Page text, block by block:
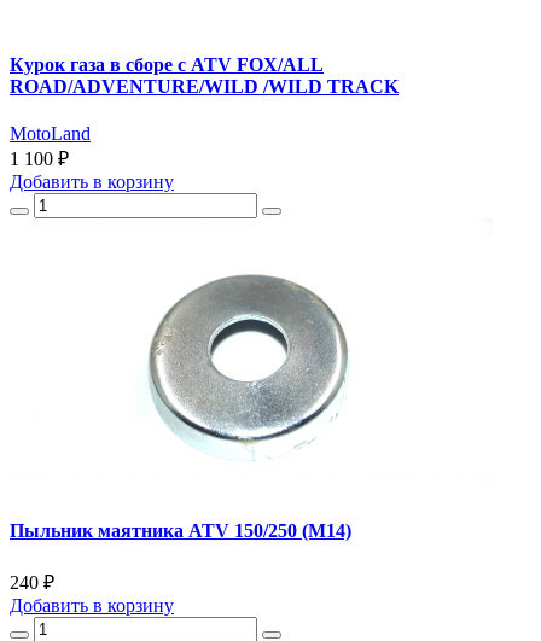
Курок газа в сборе с ATV FOX/ALL
ROAD/ADVENTURE/WILD /WILD TRACK
MotoLand
1 100 ₽
Добавить в корзину
Пыльник маятника АТV 150/250 (М14)
240 ₽
Добавить в корзину